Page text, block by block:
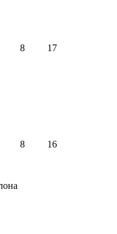
8 17
8 16